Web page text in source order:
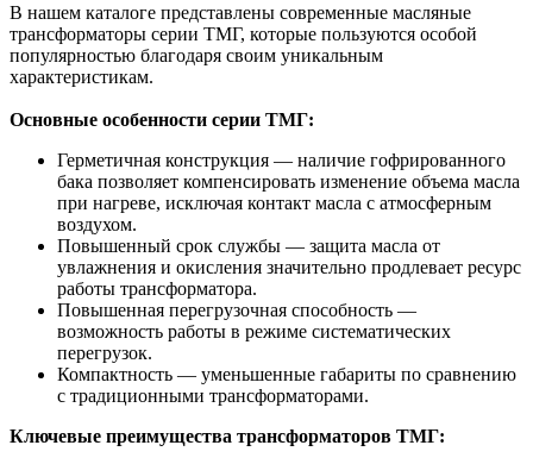
В нашем каталоге представлены современные масляные
трансформаторы серии ТМГ, которые пользуются особой
популярностью благодаря своим уникальным
характеристикам.
Основные особенности серии ТМГ:
Герметичная конструкция — наличие гофрированного
бака позволяет компенсировать изменение объема масла
при нагреве, исключая контакт масла с атмосферным
воздухом.
Повышенный срок службы — защита масла от
увлажнения и окисления значительно продлевает ресурс
работы трансформатора.
Повышенная перегрузочная способность —
возможность работы в режиме систематических
перегрузок.
Компактность — уменьшенные габариты по сравнению
с традиционными трансформаторами.
Ключевые преимущества трансформаторов ТМГ: